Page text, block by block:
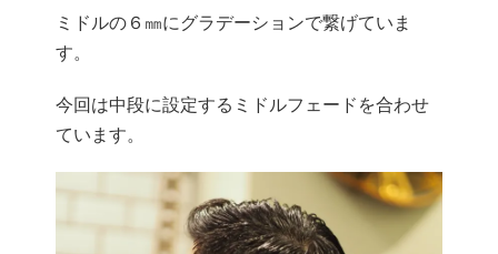
ミドルの６㎜にグラデーションで繋げていま
す。
今回は中段に設定するミドルフェードを合わせ
ています。